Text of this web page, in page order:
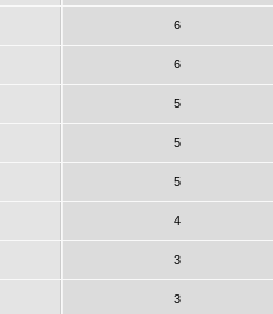
6
6
5
5
5
4
3
3